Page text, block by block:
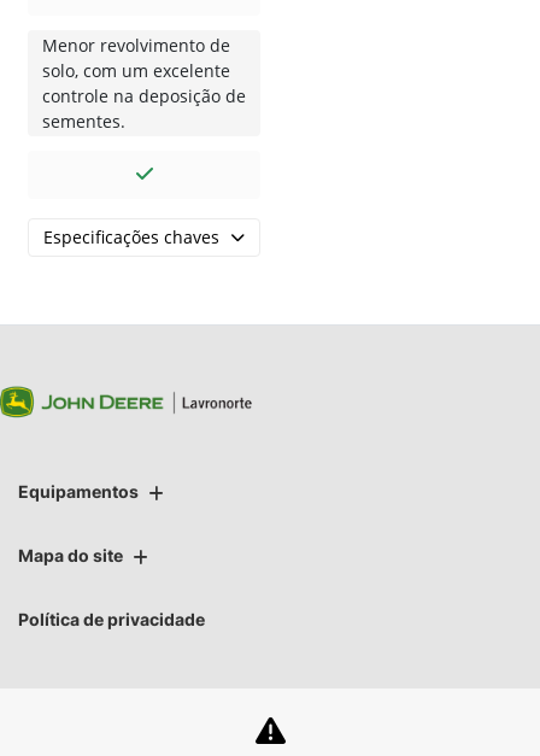
Menor revolvimento de
solo, com um excelente
controle na deposição de
sementes.
Especificações chaves
Equipamentos
Mapa do site
Política de privacidade